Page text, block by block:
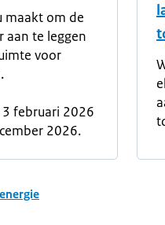
maakt om de
aan te leggen
voor
februari 2026
2026.